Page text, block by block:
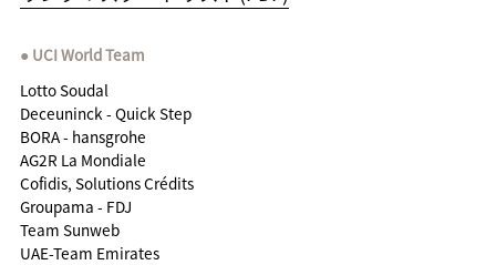
UCI World Team
Lotto Soudal
Deceuninck - Quick Step
BORA - hansgrohe
AG2R La Mondiale
Cofidis, Solutions Crédits
Groupama - FDJ
Team Sunweb
UAE-Team Emirates